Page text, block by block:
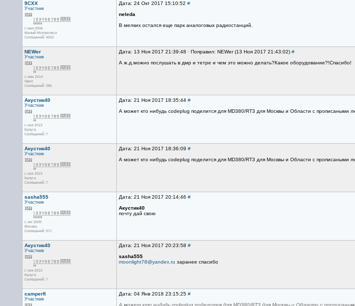
9CXX
Участник
с июл 2006
Малый Моторольск
Сообщений: 4552
Дата: 24 Окт 2017 15:10:52 #
neleda
В мелких остался еще парк аналоговых радиостанций.
NEWer
Участник
с июн 2014
Орел
Сообщений: 285
Дата: 13 Ноя 2017 21:39:48 · Поправил: NEWer (13 Ноя 2017 21:43:02) #
А ж.д.можно послушать в дмр и тетре и чем это можно делать?Какое оборудование?!Спасибо!
Акустик40
Участник
с ноя 2013
Калуга
Сообщений: 7
Дата: 21 Ноя 2017 18:35:44 #
А может кто нибудь codeplug поделится для MD380/RT3 для Москвы и Области с прописаными
Акустик40
Участник
с ноя 2013
Калуга
Сообщений: 7
Дата: 21 Ноя 2017 18:36:09 #
А может кто нибудь codeplug поделится для MD380/RT3 для Москвы и Области с прописаными
sasha555
Участник
с окт 2009
Москва
Сообщений: 971
Дата: 21 Ноя 2017 20:14:46 #
Акустик40
почту дай свою
Акустик40
Участник
с ноя 2013
Калуга
Сообщений: 7
Дата: 21 Ноя 2017 20:23:58 #
sasha555
moonlight78@yandex.ru заранее спасибо
camperfi
Участник
Дата: 04 Янв 2018 23:15:25 #
А может кто нибудь codeplug поделится для MD380/RT3 для Москвы и Области с